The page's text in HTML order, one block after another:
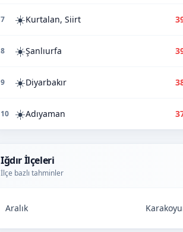
7 ☀️Kurtalan, Siirt
8 ☀️Şanlıurfa
9 ☀️Diyarbakır
10 ☀️Adıyaman
Iğdır İlçeleri
İlçe bazlı tahminler
Aralık